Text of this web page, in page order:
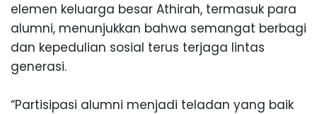
elemen keluarga besar Athirah, termasuk para
alumni, menunjukkan bahwa semangat berbagi
dan kepedulian sosial terus terjaga lintas
generasi.
“Partisipasi alumni menjadi teladan yang baik